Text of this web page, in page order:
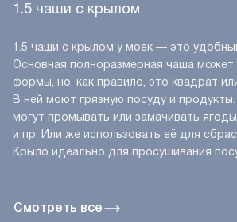
Смотреть все
1.5 чаши с крылом
1.5 чаши с крылом у моек — это
Основная полноразмерная чаша
формы, но, как правило, это квадрат
В ней моют грязную посуду и
могут промывать или замачивать
и пр. Или же использовать её для
Крыло идеально для просушивания